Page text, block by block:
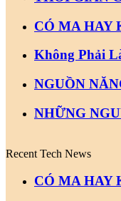
CÓ MA HAY
Không Phải
NGUỒN
NHỮNG
Recent Tech News
CÓ MA HAY